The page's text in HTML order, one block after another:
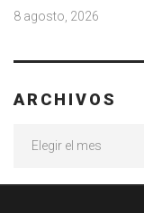
8 agosto, 2026
ARCHIVOS